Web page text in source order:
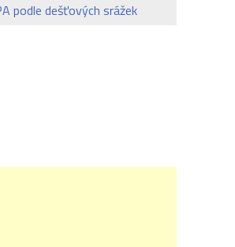
podle dešťových srážek